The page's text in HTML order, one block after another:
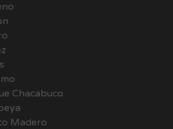
Chacabuco
Madero